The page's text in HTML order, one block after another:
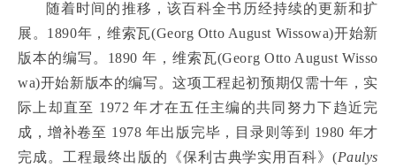
随着时间的推移，该百科全书历经持续的更新和扩
展。1890年，维索瓦(Georg Otto August Wissowa)开始新
版本的编写。1890 年，维索瓦(Georg Otto August Wisso
wa)开始新版本的编写。这项工程起初预期仅需十年，实
际上却直至 1972 年才在五任主编的共同努力下趋近完
成，增补卷至 1978 年出版完毕，目录则等到 1980 年才
完成。工程最终出版的《保利古典学实用百科》(Paulys